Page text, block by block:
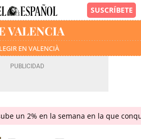
EN VALENCIÀ
un 2% en la semana en la que